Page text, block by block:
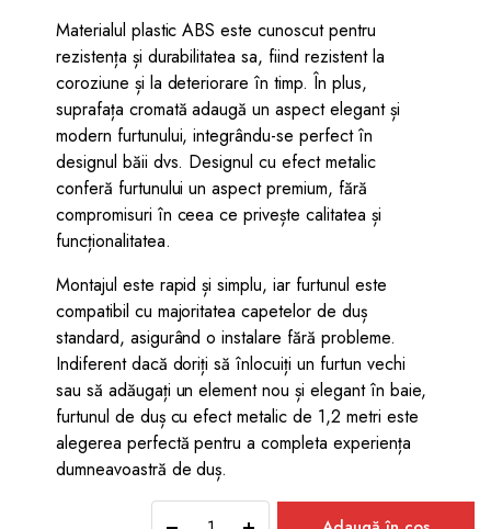
Materialul plastic ABS este cunoscut pentru
rezistența și durabilitatea sa, fiind rezistent la
coroziune și la deteriorare în timp. În plus,
suprafața cromată adaugă un aspect elegant și
modern furtunului, integrându-se perfect în
designul băii dvs. Designul cu efect metalic
conferă furtunului un aspect premium, fără
compromisuri în ceea ce privește calitatea și
funcționalitatea.
Montajul este rapid și simplu, iar furtunul este
compatibil cu majoritatea capetelor de duș
standard, asigurând o instalare fără probleme.
Indiferent dacă doriți să înlocuiți un furtun vechi
sau să adăugați un element nou și elegant în baie,
furtunul de duș cu efect metalic de 1,2 metri este
alegerea perfectă pentru a completa experiența
dumneavoastră de duș.